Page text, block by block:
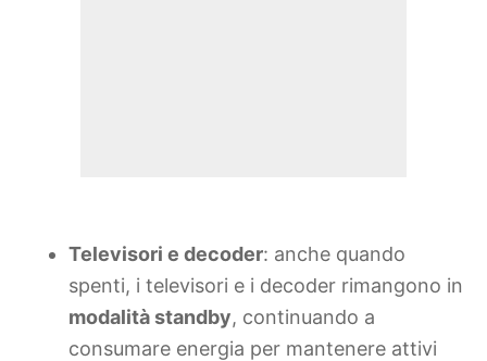
Televisori e decoder: anche quando
spenti, i televisori e i decoder rimangono in
modalità standby, continuando a
consumare energia per mantenere attivi